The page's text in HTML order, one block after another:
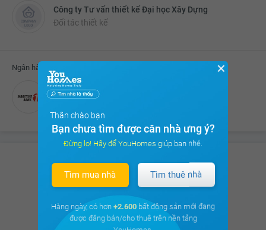
Công ty Tư vấn thiết kế Đại học Xây Dựng
Đối tác thiết kế
Ngân hàng liên kết cho vay
Ngân hàng TMCP Hàng Hải Việt Nam
Xem các chủ đề thảo luận của Cư dân
Xem ngay
✕
Thân chào bạn
Bạn chưa tìm được căn nhà ưng ý?
Đừng lo! Hãy để YouHomes giúp bạn nhé.
Tìm mua nhà Tìm thuê nhà
Hàng ngày, có hơn +2.600 bất động sản mới đang
được đăng bán/cho thuê trên nền tảng